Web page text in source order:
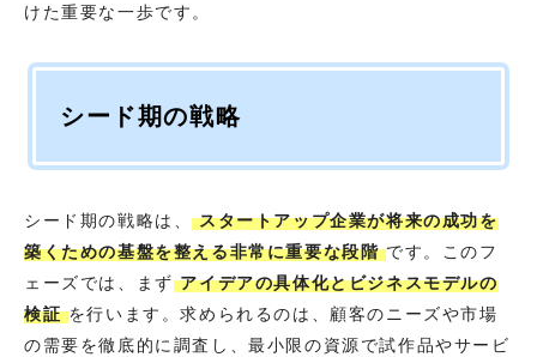
けた重要な一歩です。
シード期の戦略
シード期の戦略は、スタートアップ企業が将来の成功を
築くための基盤を整える非常に重要な段階です。このフ
ェーズでは、まずアイデアの具体化とビジネスモデルの
検証を行います。求められるのは、顧客のニーズや市場
の需要を徹底的に調査し、最小限の資源で試作品やサービ